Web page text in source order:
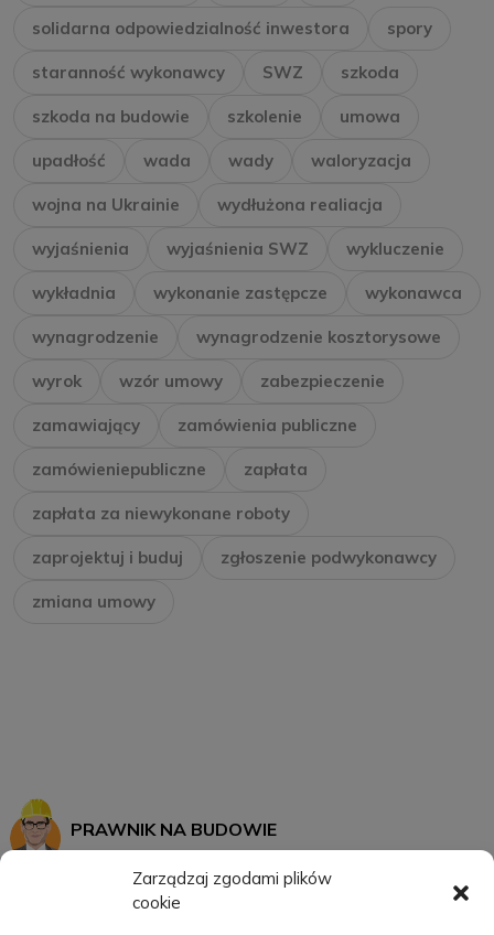
Zarządzaj zgodami plików
cookie
solidarna odpowiedzialność inwestora spory
staranność wykonawcy SWZ szkoda
szkoda na budowie szkolenie umowa
upadłość wada wady waloryzacja
wojna na Ukrainie wydłużona realiacja
wyjaśnienia wyjaśnienia SWZ wykluczenie
wykładnia wykonanie zastępcze wykonawca
wynagrodzenie wynagrodzenie kosztorysowe
wyrok wzór umowy zabezpieczenie
zamawiający zamówienia publiczne
zamówieniepubliczne zapłata
zapłata za niewykonane roboty
zaprojektuj i buduj zgłoszenie podwykonawcy
zmiana umowy
PRAWNIK NA BUDOWIE